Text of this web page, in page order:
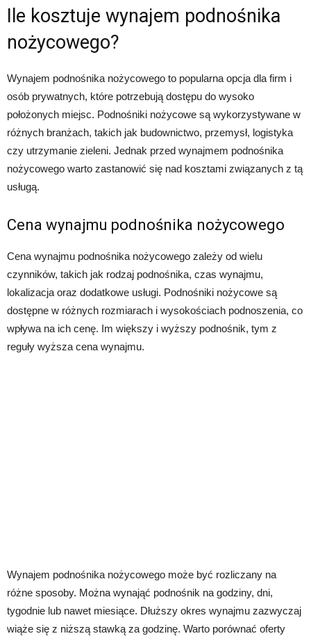
Ile kosztuje wynajem podnośnika
nożycowego?
Wynajem podnośnika nożycowego to popularna opcja dla firm i
osób prywatnych, które potrzebują dostępu do wysoko
położonych miejsc. Podnośniki nożycowe są wykorzystywane w
różnych branżach, takich jak budownictwo, przemysł, logistyka
czy utrzymanie zieleni. Jednak przed wynajmem podnośnika
nożycowego warto zastanowić się nad kosztami związanych z tą
usługą.
Cena wynajmu podnośnika nożycowego
Cena wynajmu podnośnika nożycowego zależy od wielu
czynników, takich jak rodzaj podnośnika, czas wynajmu,
lokalizacja oraz dodatkowe usługi. Podnośniki nożycowe są
dostępne w różnych rozmiarach i wysokościach podnoszenia, co
wpływa na ich cenę. Im większy i wyższy podnośnik, tym z
reguły wyższa cena wynajmu.
Wynajem podnośnika nożycowego może być rozliczany na
różne sposoby. Można wynająć podnośnik na godziny, dni,
tygodnie lub nawet miesiące. Dłuższy okres wynajmu zazwyczaj
wiąże się z niższą stawką za godzinę. Warto porównać oferty